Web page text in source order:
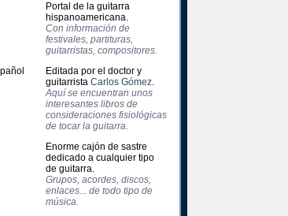
Portal de la guitarra
hispanoamericana.
Con información de
festivales, partituras,
guitarristas, compositores.
Editada por el doctor y
guitarrista Carlos Gómez.
Aquí se encuentran unos
interesantes libros de
consideraciones fisiológicas
de tocar la guitarra.
Enorme cajón de sastre
dedicado a cualquier tipo
de guitarra.
Grupos, acordes, discos,
enlaces... de todo tipo de
música.